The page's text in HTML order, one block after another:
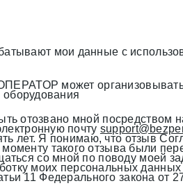
мои данные с
может
оборудования
отозвано мной посредством
почту
лет. Я понимаю, что отзыв
такого отзыва были
со мной по поводу моей
моих персональных данных
11 Федерального закона